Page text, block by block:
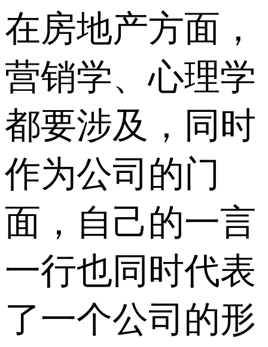
在房地产方面，
营销学、心理学
都要涉及，同时
作为公司的门
面，自己的一言
一行也同时代表
了一个公司的形